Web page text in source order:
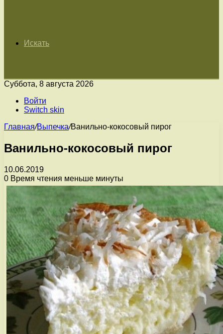
Искать
Суббота, 8 августа 2026
Войти
Switch skin
Главная/Выпечка/Ванильно-кокосовый пирог
Ванильно-кокосовый пирог
10.06.2019
0 Время чтения меньше минуты